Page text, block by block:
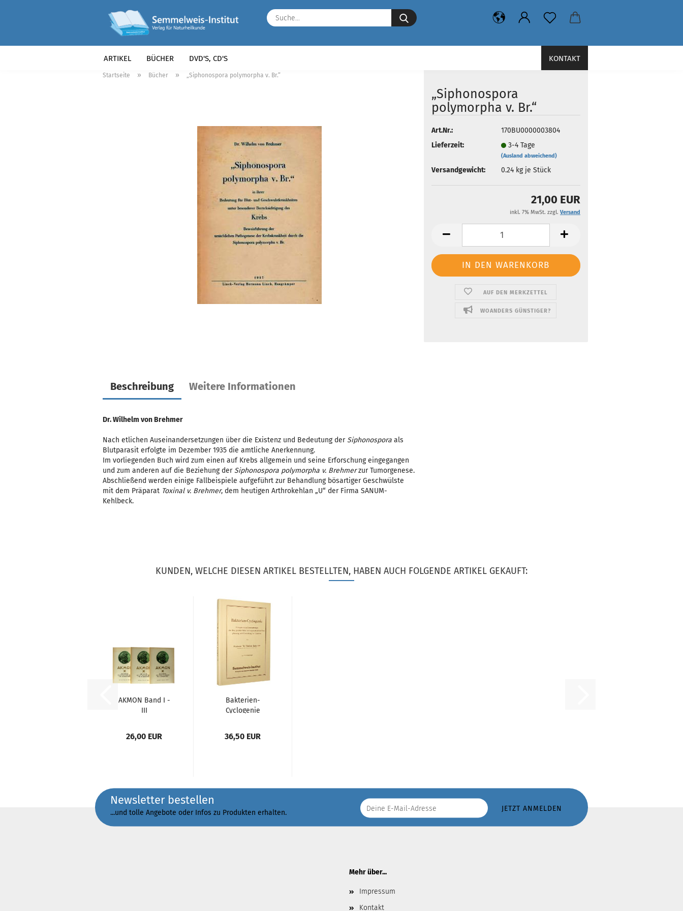
Suche...
ARTIKEL BÜCHER DVD'S, CD'S KONTAKT
Startseite » Bücher » „Siphonospora polymorpha v. Br.“
„Siphonospora
polymorpha v. Br.“
Art.Nr.:
170BU0000003804
Lieferzeit:
3-4 Tage
(Ausland abweichend)
Versandgewicht: 0.24kg je Stück
21,00 EUR
inkl. 7% MwSt. zzgl. Versand
AUF DEN MERKZETTEL
WOANDERS GÜNSTIGER?
Beschreibung Weitere Informationen
Dr. Wilhelm von Brehmer
Nach etlichen Auseinandersetzungen über die Existenz und Bedeutung der Siphonospora als
Blutparasit erfolgte im Dezember 1935 die amtliche Anerkennung.
Im vorliegenden Buch wird zum einen auf Krebs allgemein und seine Erforschung eingegangen
und zum anderen auf die Beziehung der Siphonospora polymorpha v. Brehmerzur Tumorgenese.
Abschließend werden einige Fallbeispiele aufgeführt zur Behandlung bösartiger Geschwülste
mit dem Präparat Toxinal v. Brehmer, dem heutigen Arthrokehlan „U“ der Firma SANUM-
Kehlbeck.
KUNDEN, WELCHE DIESEN ARTIKEL BESTELLTEN, HABEN AUCH FOLGENDE ARTIKEL GEKAUFT:
AKMON Band I -
III
26,00 EUR
Bakterien-
Cyclogenie
36,50 EUR
Newsletter bestellen
...und tolle Angebote oder Infos zu Produkten erhalten.
Mehr über...
Impressum
Kontakt